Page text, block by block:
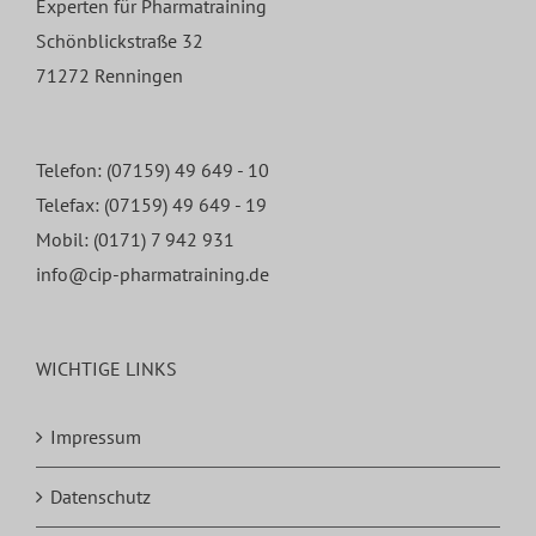
Experten für Pharmatraining
Schönblickstraße 32
71272 Renningen
Telefon: (07159) 49 649 - 10
Telefax: (07159) 49 649 - 19
Mobil: (0171) 7 942 931
info@cip-pharmatraining.de
WICHTIGE LINKS
Impressum
Datenschutz